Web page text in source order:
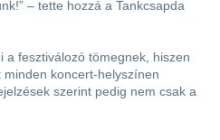
– tette hozzá a Tankcsapda
a fesztiválozó tömegnek, hiszen
koncert-helyszínen
szerint pedig nem csak a